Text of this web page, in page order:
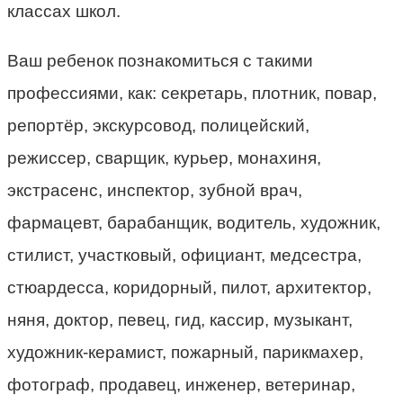
классах школ.
Ваш ребенок познакомиться с такими
профессиями, как: секретарь, плотник, повар,
репортёр, экскурсовод, полицейский,
режиссер, сварщик, курьер, монахиня,
экстрасенс, инспектор, зубной врач,
фармацевт, барабанщик, водитель, художник,
стилист, участковый, официант, медсестра,
стюардесса, коридорный, пилот, архитектор,
няня, доктор, певец, гид, кассир, музыкант,
художник-керамист, пожарный, парикмахер,
фотограф, продавец, инженер, ветеринар,